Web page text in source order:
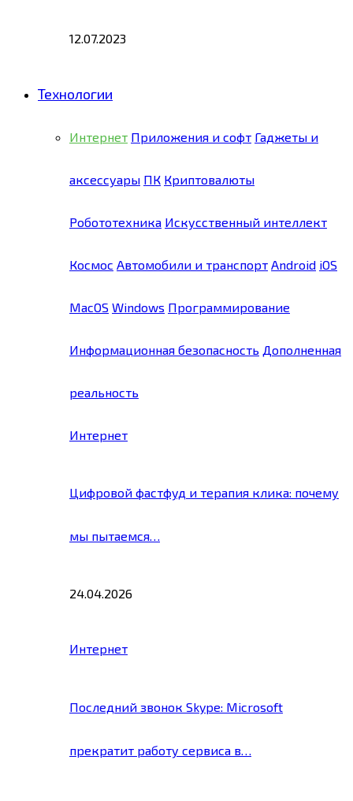
12.07.2023
Технологии
Интернет Приложения и софт Гаджеты и
аксессуары ПК Криптовалюты
Робототехника Искусственный интеллект
Космос Автомобили и транспорт Android iOS
MacOS Windows Программирование
Информационная безопасность Дополненная
реальность
Интернет
Цифровой фастфуд и терапия клика: почему
мы пытаемся…
24.04.2026
Интернет
Последний звонок Skype: Microsoft
прекратит работу сервиса в…